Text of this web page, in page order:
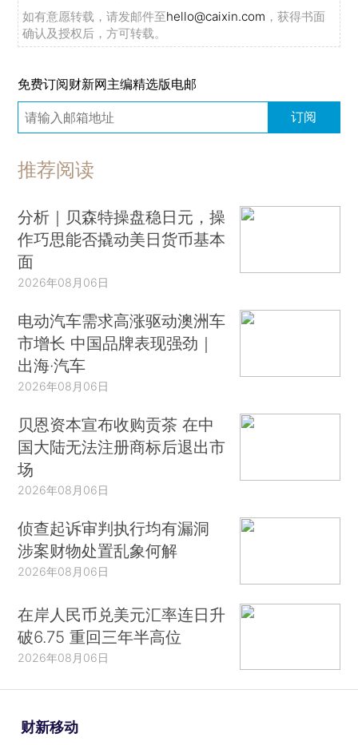
如有意愿转载，请发邮件至hello@caixin.com ，获得书面
确认及授权后，方可转载。
免费订阅财新网主编精选版电邮
订阅
推荐阅读
分析｜贝森特操盘稳日元，操
作巧思能否撬动美日货币基本
面
2026年08月06日
电动汽车需求高涨驱动澳洲车
市增长 中国品牌表现强劲｜
出海·汽车
2026年08月06日
贝恩资本宣布收购贡茶 在中
国大陆无法注册商标后退出市
场
2026年08月06日
侦查起诉审判执行均有漏洞
涉案财物处置乱象何解
2026年08月06日
在岸人民币兑美元汇率连日升
破6.75 重回三年半高位
2026年08月06日
财新移动